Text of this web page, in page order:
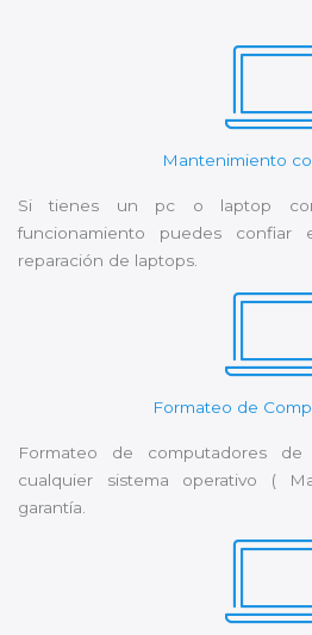
Mantenimiento
Si tienes un pc o laptop
funcionamiento puedes confiar
reparación de laptops.
Formateo de
Formateo de computadores
cualquier sistema operativo (
garantía.